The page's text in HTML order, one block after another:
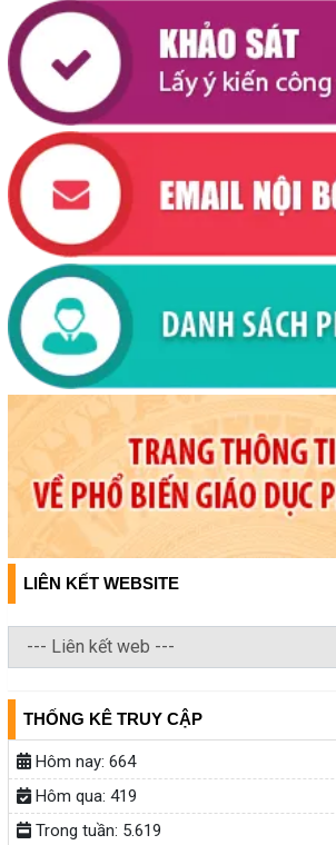
LIÊN KẾT WEBSITE
THỐNG KÊ TRUY CẬP
Hôm nay: 664
Hôm qua: 419
Trong tuần: 5.619